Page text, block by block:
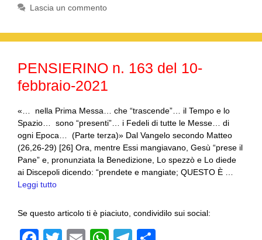
b
o
o
k
p
p
m di
Lascia un commento
PENSIERINO n. 163 del 10-
febbraio-2021
«… nella Prima Messa… che “trascende”… il Tempo e lo
Spazio… sono “presenti”… i Fedeli di tutte le Messe… di
ogni Epoca… (Parte terza)» Dal Vangelo secondo Matteo
(26,26-29) [26] Ora, mentre Essi mangiavano, Gesù “prese il
Pane” e, pronunziata la Benedizione, Lo spezzò e Lo diede
ai Discepoli dicendo: “prendete e mangiate; QUESTO È …
Leggi tutto
Se questo articolo ti è piaciuto, condividilo sui social: